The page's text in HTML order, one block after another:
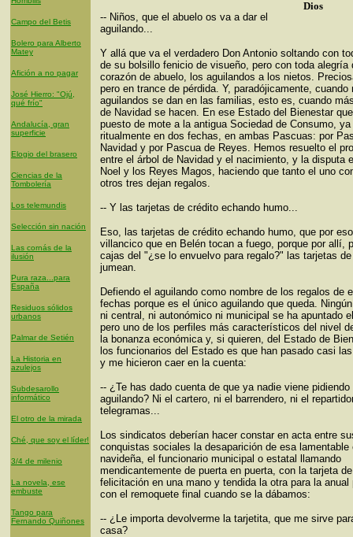
Campo del Betis
Bolero para Alberto
Matey
Afición a no pagar
José Hierro: "Ojú,
qué frío"
Andalucía, gran
superficie
Elogio del brasero
Ciencias de la
Tombolería
Los telemundis
Selección sin nación
Las cornás de la
ilusión
Pura raza...para
España
Residuos sólidos
urbanos
Palmar de Setién
La Historia en
azulejos
Subdesarollo
informático
El otro de la mirada
Ché, que soy el líder!
3/4 de milenio
La novela, ese
embuste
Tango para
Fernando Quiñones
Dios
-- Niños, que el abuelo os va a dar el
aguilando...
Y allá que va el verdadero Don Antonio soltando con
de su bolsillo fenicio de visueño, pero con toda alegría
corazón de abuelo, los aguilandos a los nietos.
pero en trance de pérdida. Y, paradójicamente, cuando
aguilandos se dan en las familias, esto es, cuando
de Navidad se hacen. En ese Estado del Bienestar
puesto de mote a la antigua Sociedad de Consumo,
ritualmente en dos fechas, en ambas Pascuas: por
Navidad y por Pascua de Reyes. Hemos resuelto el
entre el árbol de Navidad y el nacimiento, y la disputa
Noel y los Reyes Magos, haciendo que tanto el uno
otros tres dejan regalos.
-- Y las tarjetas de crédito echando humo...
Eso, las tarjetas de crédito echando humo, que por
villancico que en Belén tocan a fuego, porque por allí,
cajas del "¿se lo envuelvo para regalo?" las tarjetas
jumean.
Defiendo el aguilando como nombre de los regalos de
fechas porque es el único aguilando que queda.
ni central, ni autonómico ni municipal se ha apuntado
pero uno de los perfiles más característicos del nivel
la bonanza económica y, si quieren, del Estado de
los funcionarios del Estado es que han pasado casi
y me hicieron caer en la cuenta:
-- ¿Te has dado cuenta de que ya nadie viene pidiendo
aguilando? Ni el cartero, ni el barrendero, ni el
telegramas...
Los sindicatos deberían hacer constar en acta entre
conquistas sociales la desaparición de esa lamentable
navideña, el funcionario municipal o estatal llamando
mendicantemente de puerta en puerta, con la tarjeta de
felicitación en una mano y tendida la otra para la anual
con el remoquete final cuando se la dábamos:
-- ¿Le importa devolverme la tarjetita, que me sirve
casa?